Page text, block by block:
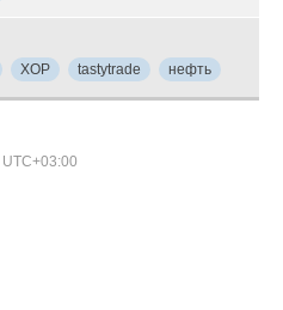
XOP tastytrade нефть
UTC+03:00